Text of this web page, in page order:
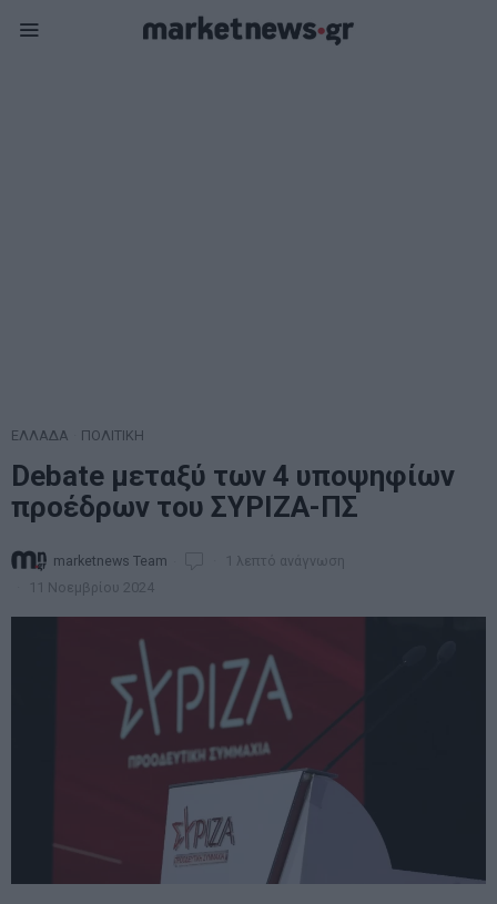
ΕΛΛΑΔΑ ΠΟΛΙΤΙΚΗ
Debate μεταξύ των 4 υποψηφίων
προέδρων του ΣΥΡΙΖΑ-ΠΣ
marketnews Team
1 λεπτό ανάγνωση
11 Νοεμβρίου 2024